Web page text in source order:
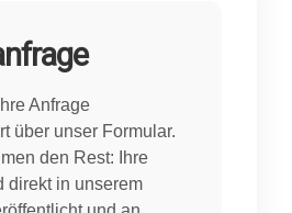
Anfrage
über unser Formular.
den Rest: Ihre
direkt in unserem